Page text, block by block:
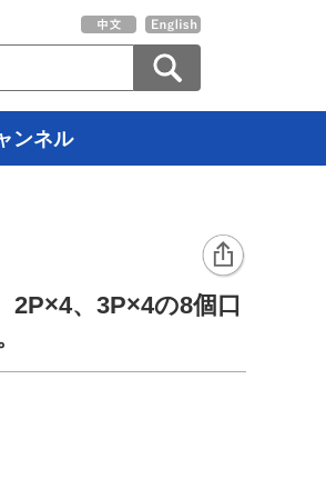
ンネル
、3P×4の8個口